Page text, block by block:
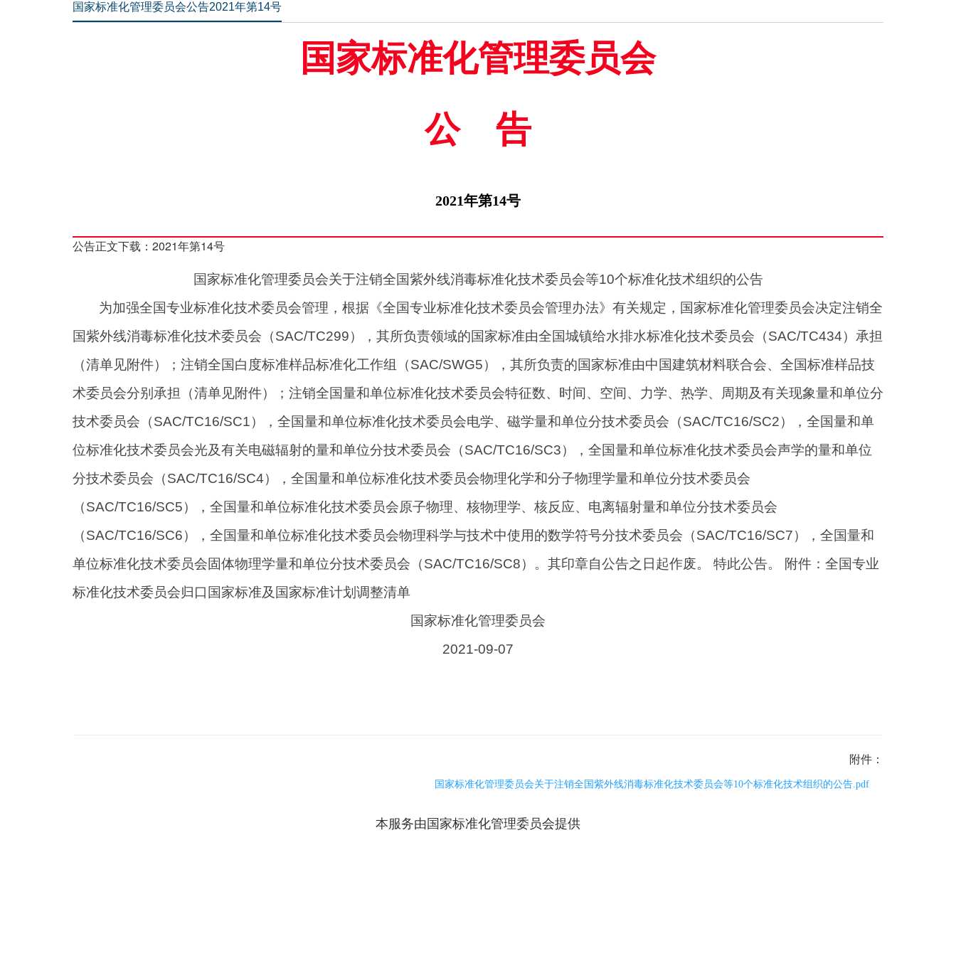
国家标准化管理委员会公告2021年第14号
国家标准化管理委员会
公告
2021年第14号
公告正文下载： 2021年第14号
国家标准化管理委员会关于注销全国紫外线消毒标准化技术委员会等10个标准化技术组织的公告
为加强全国专业标准化技术委员会管理，根据《全国专业标准化技术委员会管理办法》有关规定，国家标准化管理委员会决定注销全
国紫外线消毒标准化技术委员会（SAC/TC299），其所负责领域的国家标准由全国城镇给水排水标准化技术委员会（SAC/TC434）承担
（清单见附件）；注销全国白度标准样品标准化工作组（SAC/SWG5），其所负责的国家标准由中国建筑材料联合会、全国标准样品技
术委员会分别承担（清单见附件）；注销全国量和单位标准化技术委员会特征数、时间、空间、力学、热学、周期及有关现象量和单位分
技术委员会（SAC/TC16/SC1），全国量和单位标准化技术委员会电学、磁学量和单位分技术委员会（SAC/TC16/SC2），全国量和单
位标准化技术委员会光及有关电磁辐射的量和单位分技术委员会（SAC/TC16/SC3），全国量和单位标准化技术委员会声学的量和单位
分技术委员会（SAC/TC16/SC4），全国量和单位标准化技术委员会物理化学和分子物理学量和单位分技术委员会
（SAC/TC16/SC5），全国量和单位标准化技术委员会原子物理、核物理学、核反应、电离辐射量和单位分技术委员会
（SAC/TC16/SC6），全国量和单位标准化技术委员会物理科学与技术中使用的数学符号分技术委员会（SAC/TC16/SC7），全国量和
单位标准化技术委员会固体物理学量和单位分技术委员会（SAC/TC16/SC8）。其印章自公告之日起作废。 特此公告。 附件：全国专业
标准化技术委员会归口国家标准及国家标准计划调整清单
国家标准化管理委员会
2021-09-07
附件：
国家标准化管理委员会关于注销全国紫外线消毒标准化技术委员会等10个标准化技术组织的公告.pdf
本服务由国家标准化管理委员会提供